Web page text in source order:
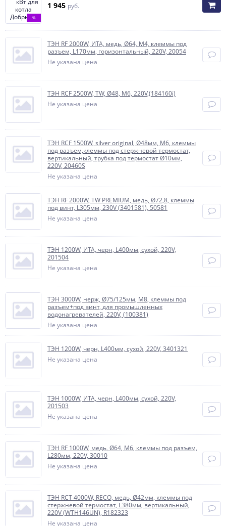
%
1 945 руб.
ТЭН RF 2000W, ИТА, медь, Ø64, M4, клеммы под
разъем, L170мм, горизонтальный, 220V, 20054
Не указана цена
ТЭН RCF 2500W, TW, Ø48, M6, 220V,(184160i)
Не указана цена
ТЭН RCF 1500W, silver original, Ø48мм, М6, клеммы
под разъем,клеммы под стержневой термостат,
вертикальный, трубка под термостат Ø10мм,
220V, 20460S
Не указана цена
ТЭН RF 2000W, TW PREMIUM, медь, Ø72,8, клеммы
под винт, L305мм, 230V (3401581), 50581
Не указана цена
ТЭН 1200W, ИТА, черн, L400мм, сухой, 220V,
201504
Не указана цена
ТЭН 3000W, нерж, Ø75/125мм, М8, клеммы под
разъем+под винт, для промышленных
водонагревателей, 220V, (100381)
Не указана цена
ТЭН 1200W, черн, L400мм, сухой, 220V, 3401321
Не указана цена
ТЭН 1000W, ИТА, черн, L400мм, сухой, 220V,
201503
Не указана цена
ТЭН RF 1000W, медь, Ø64, М6, клеммы под разъем,
L280мм, 220V, 30010
Не указана цена
ТЭН RCT 4000W, RECO, медь, Ø42мм, клеммы под
стержневой термостат, L380мм, вертикальный,
220V (WTH146UN), R182323
Не указана цена